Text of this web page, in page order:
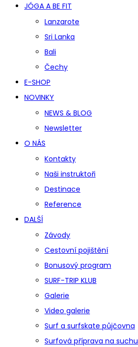
JÓGA A BE FIT
Lanzarote
Sri Lanka
Bali
Čechy
E-SHOP
NOVINKY
NEWS & BLOG
Newsletter
O NÁS
Kontakty
Naši instruktoři
Destinace
Reference
DALŠÍ
Závody
Cestovní pojištění
Bonusový program
SURF-TRIP KLUB
Galerie
Video galerie
Surf a surfskate půjčovna
Surfová příprava na suchu